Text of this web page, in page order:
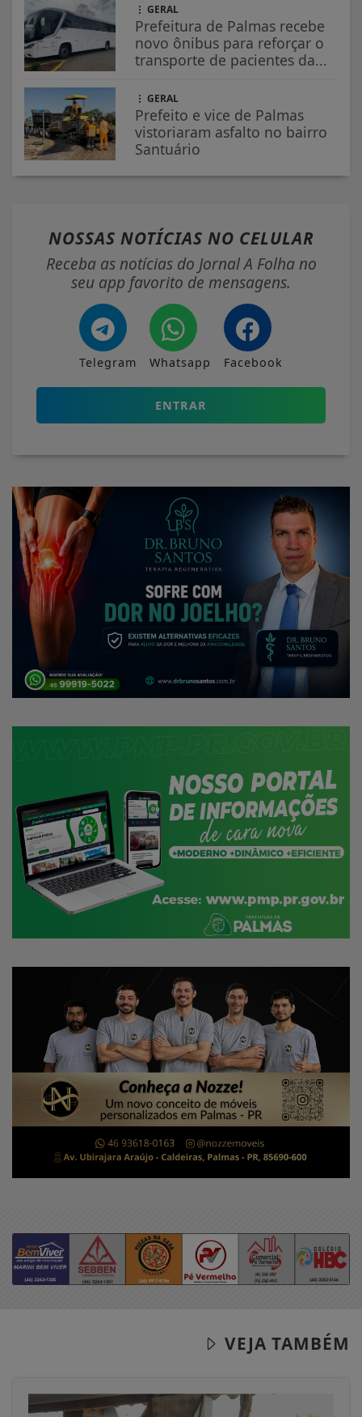
GERAL
Prefeitura de Palmas recebe
novo ônibus para reforçar o
transporte de pacientes da...
GERAL
Prefeito e vice de Palmas
vistoriaram asfalto no bairro
Santuário
NOSSAS NOTÍCIAS NO CELULAR
Receba as notícias do Jornal A Folha no
seu app favorito de mensagens.
Telegram Whatsapp Facebook
ENTRAR
VEJA TAMBÉM